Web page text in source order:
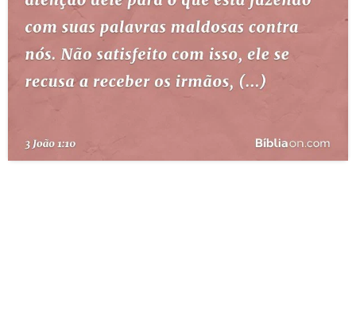
PERGUNTE À BÍBLIA IA
QUEM SOMOS